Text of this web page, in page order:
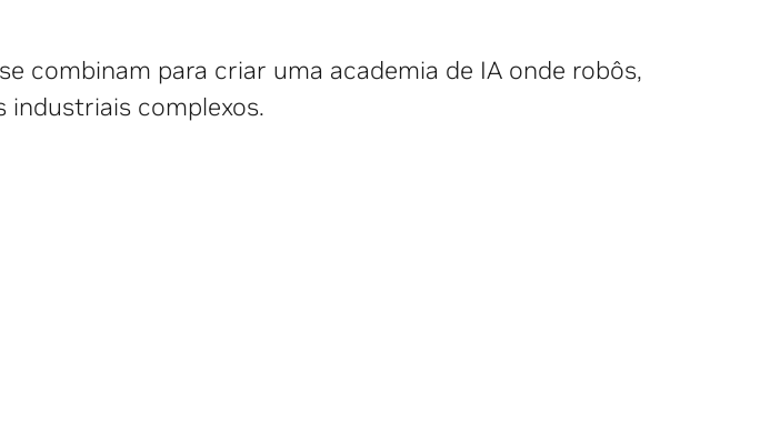
combinam para criar uma academia de IA onde robôs,
industriais complexos.